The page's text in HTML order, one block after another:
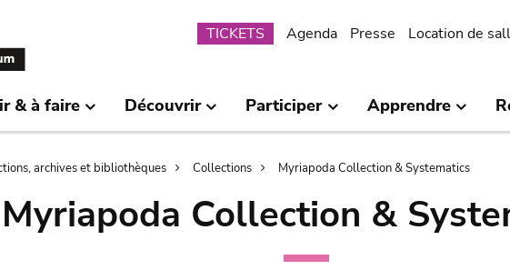
Submenu
TICKETS Agenda Presse Location de
& à faire Découvrir Participer Apprendre
archives et bibliothèques Collections Myriapoda Collection & Systematics
Myriapoda Collection &